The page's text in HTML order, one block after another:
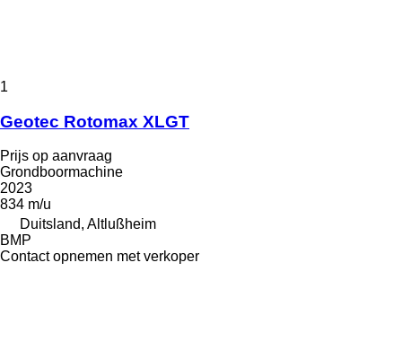
1
Geotec Rotomax XLGT
Prijs op aanvraag
Grondboormachine
2023
834 m/u
Duitsland, Altlußheim
BMP
Contact opnemen met verkoper